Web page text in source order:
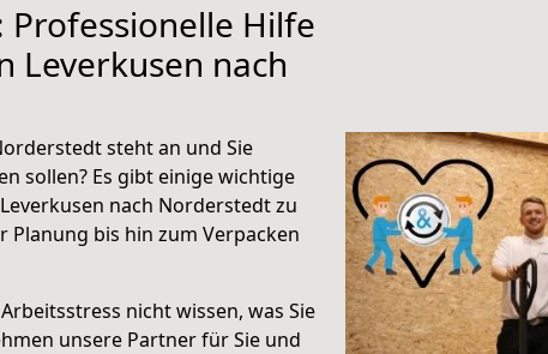
Professionelle Hilfe
Leverkusen nach
steht an und Sie
sollen? Es gibt einige wichtige
nach Norderstedt zu
Planung bis hin zum Verpacken
nicht wissen, was Sie
unsere Partner für Sie und